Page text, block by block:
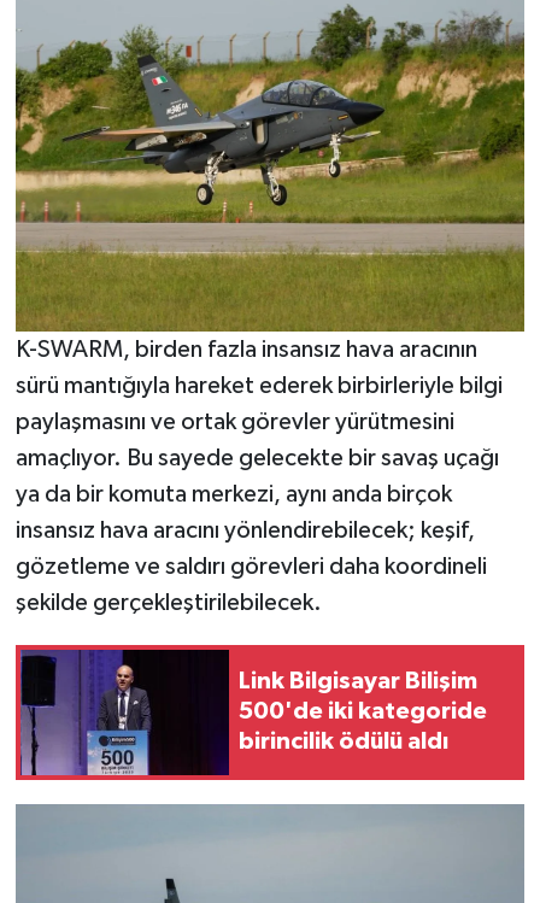
K-SWARM, birden fazla insansız hava aracının
sürü mantığıyla hareket ederek birbirleriyle bilgi
paylaşmasını ve ortak görevler yürütmesini
amaçlıyor. Bu sayede gelecekte bir savaş uçağı
ya da bir komuta merkezi, aynı anda birçok
insansız hava aracını yönlendirebilecek; keşif,
gözetleme ve saldırı görevleri daha koordineli
şekilde gerçekleştirilebilecek.
Link Bilgisayar Bilişim
500'de iki kategoride
birincilik ödülü aldı